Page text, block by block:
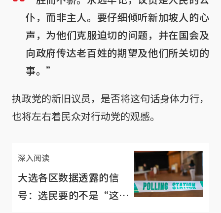
仆，而非主人。要仔细倾听新加坡人的心
声，为他们克服迫切的问题，并在国会及
向政府传达老百姓的期望及他们所关切的
事。”
执政党的新旧议员，是否将这句话身体力行，
也将左右着民众对行动党的观感。
深入阅读
大选各区数据透露的信
号：选民要的不是“这种